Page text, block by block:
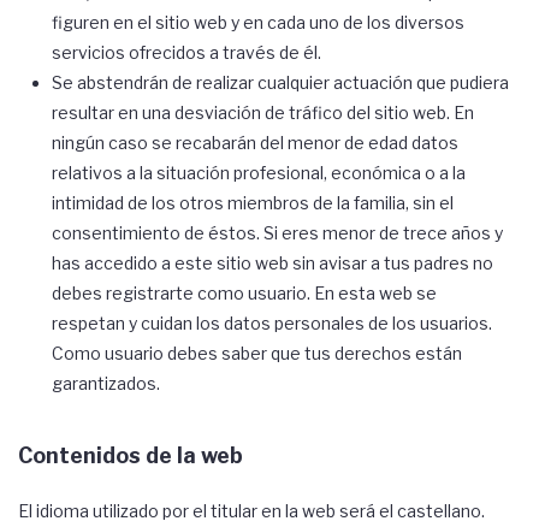
figuren en el sitio web y en cada uno de los diversos
servicios ofrecidos a través de él.
Se abstendrán de realizar cualquier actuación que pudiera
resultar en una desviación de tráfico del sitio web. En
ningún caso se recabarán del menor de edad datos
relativos a la situación profesional, económica o a la
intimidad de los otros miembros de la familia, sin el
consentimiento de éstos. Si eres menor de trece años y
has accedido a este sitio web sin avisar a tus padres no
debes registrarte como usuario. En esta web se
respetan y cuidan los datos personales de los usuarios.
Como usuario debes saber que tus derechos están
garantizados.
Contenidos de la web
El idioma utilizado por el titular en la web será el castellano.